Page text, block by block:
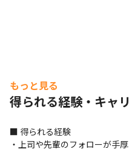
もっと見る
得られる経験・キャ
■ 得られる経験
・上司や先輩のフォローが手